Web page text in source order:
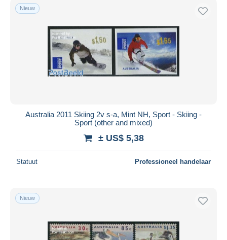
Nieuw
Australia 2011 Skiing 2v s-a, Mint NH, Sport - Skiing -
Sport (other and mixed)
± US$ 5,38
Statuut Professioneel handelaar
Nieuw